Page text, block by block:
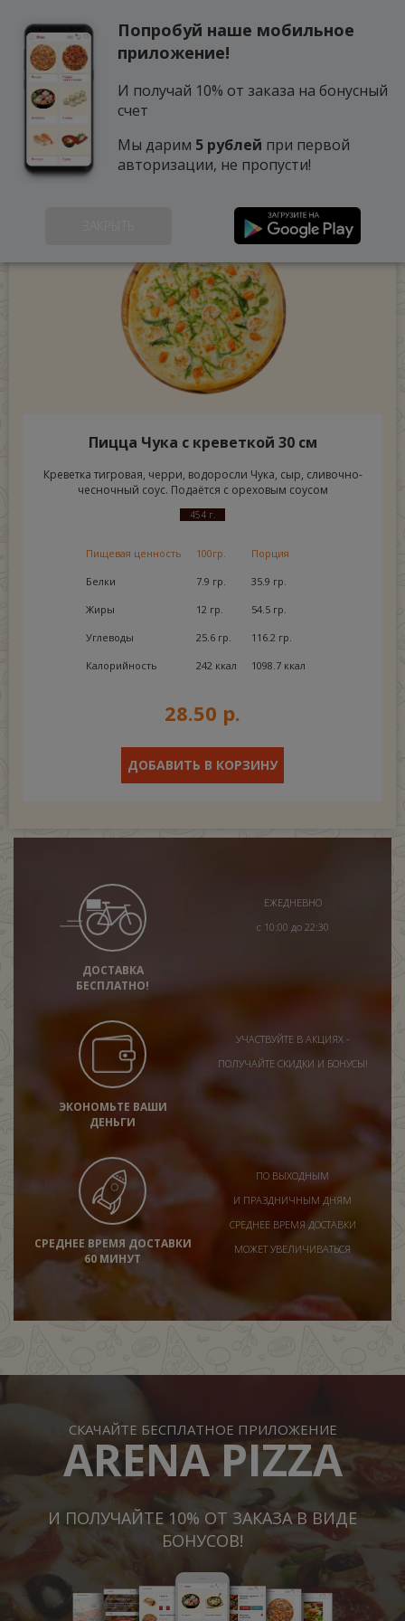
Пицца Чука с креветкой 30 см
Креветка тигровая, черри, водоросли Чука, сыр, сливочно-
чесночный соус. Подаётся с ореховым соусом
454 г.
Пищевая ценность 100гр. Порция
Белки 7.9 гр. 35.9 гр.
Жиры 12 гр. 54.5 гр.
Углеводы 25.6 гр. 116.2 гр.
Калорийность 242 ккал 1098.7 ккал
28.50 р.
ДОБАВИТЬ В КОРЗИНУ
ДОСТАВКА
БЕСПЛАТНО!
ЕЖЕДНЕВНО
с 10:00 до 22:30
ЭКОНОМЬТЕ ВАШИ
ДЕНЬГИ
УЧАСТВУЙТЕ В АКЦИЯХ -
ПОЛУЧАЙТЕ СКИДКИ И БОНУСЫ!
СРЕДНЕЕ ВРЕМЯ ДОСТАВКИ
60 МИНУТ
ПО ВЫХОДНЫМ
И ПРАЗДНИЧНЫМ ДНЯМ
СРЕДНЕЕ ВРЕМЯ ДОСТАВКИ
МОЖЕТ УВЕЛИЧИВАТЬСЯ
СКАЧАЙТЕ БЕСПЛАТНОЕ ПРИЛОЖЕНИЕ
ARENA PIZZA
И ПОЛУЧАЙТЕ 10% ОТ ЗАКАЗА В ВИДЕ
БОНУСОВ!
Попробуй наше мобильное
приложение!
И получай 10% от заказа на бонусный
счет
Мы дарим 5 рублей при первой
авторизации, не пропусти!